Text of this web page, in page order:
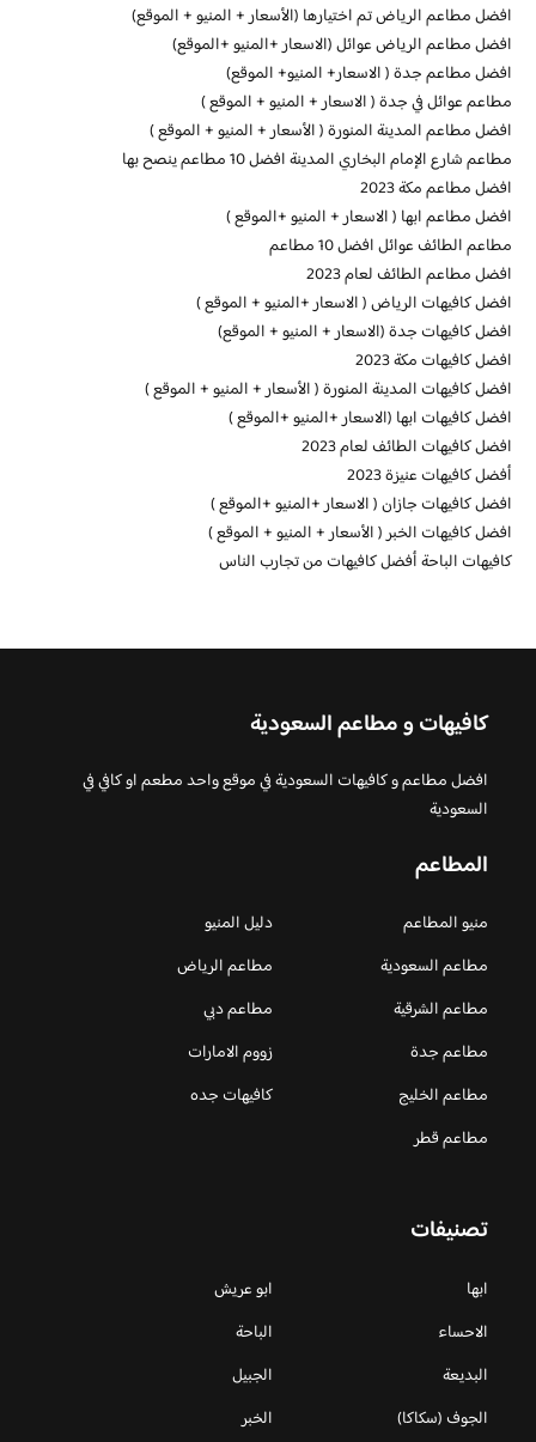
افضل مطاعم الرياض تم اختيارها (الأسعار + المنيو + الموقع)
افضل مطاعم الرياض عوائل (الاسعار +المنيو +الموقع)
افضل مطاعم جدة ( الاسعار+ المنيو+ الموقع)
مطاعم عوائل في جدة ( الاسعار + المنيو + الموقع )
افضل مطاعم المدينة المنورة ( الأسعار + المنيو + الموقع )
مطاعم شارع الإمام البخاري المدينة افضل 10 مطاعم ينصح بها
افضل مطاعم مكة 2023
افضل مطاعم ابها ( الاسعار + المنيو +الموقع )
مطاعم الطائف عوائل افضل 10 مطاعم
افضل مطاعم الطائف لعام 2023
افضل كافيهات الرياض ( الاسعار +المنيو + الموقع )
افضل كافيهات جدة (الاسعار + المنيو + الموقع)
افضل كافيهات مكة 2023
افضل كافيهات المدينة المنورة ( الأسعار + المنيو + الموقع )
افضل كافيهات ابها (الاسعار +المنيو +الموقع )
افضل كافيهات الطائف لعام 2023
أفضل كافيهات عنيزة 2023
افضل كافيهات جازان ( الاسعار +المنيو +الموقع )
افضل كافيهات الخبر ( الأسعار + المنيو + الموقع )
كافيهات الباحة أفضل كافيهات من تجارب الناس
كافيهات و مطاعم السعودية
افضل مطاعم و كافيهات السعودية في موقع واحد مطعم او كافي في
السعودية
المطاعم
منيو المطاعم
دليل المنيو
مطاعم السعودية
مطاعم الرياض
مطاعم الشرقية
مطاعم دبي
مطاعم جدة
زووم الامارات
مطاعم الخليج
كافيهات جده
مطاعم قطر
تصنيفات
ابها
ابو عريش
الاحساء
الباحة
البديعة
الجبيل
الجوف (سكاكا)
الخبر